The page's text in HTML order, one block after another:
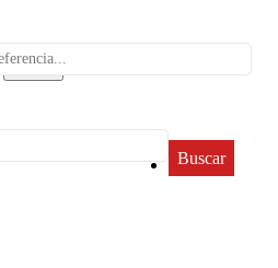
search
Buscar